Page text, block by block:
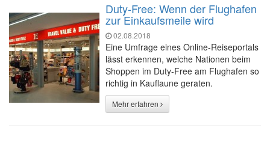
Duty-Free: Wenn der Flughafen
zur Einkaufsmeile wird
02.08.2018
Eine Umfrage eines Online-Reiseportals
lässt erkennen, welche Nationen beim
Shoppen im Duty-Free am Flughafen so
richtig in Kauflaune geraten.
Mehr erfahren